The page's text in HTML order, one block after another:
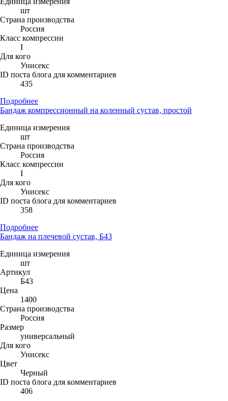
шт
Страна производства
Россия
Класс компрессии
I
Для кого
Унисекс
ID поста блога для комментариев
435
Подробнее
Бандаж компрессионный на коленный сустав, простой
Единица измерения
шт
Страна производства
Россия
Класс компрессии
I
Для кого
Унисекс
ID поста блога для комментариев
358
Подробнее
Бандаж на плечевой сустав, Б43
Единица измерения
шт
Артикул
Б43
Цена
1400
Страна производства
Россия
Размер
универсальный
Для кого
Унисекс
Цвет
Черный
ID поста блога для комментариев
406